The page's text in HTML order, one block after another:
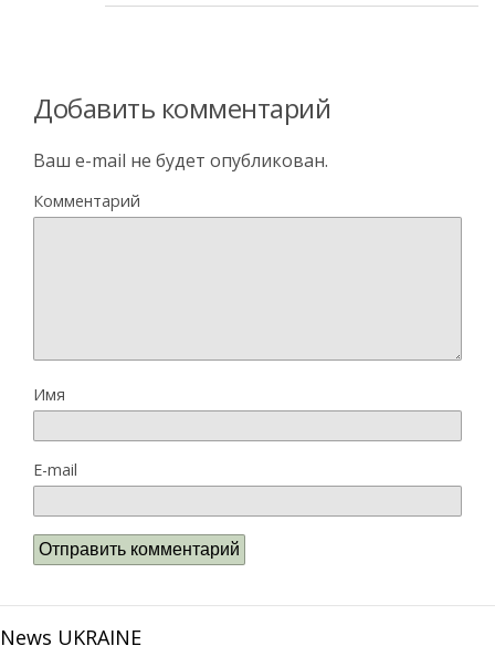
Добавить комментарий
Ваш e-mail не будет опубликован.
Комментарий
Имя
E-mail
News UKRAINE